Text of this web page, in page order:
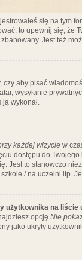
się na tym
to upewnij się, że
Jest też
aby pisać
wysyłanie
wykonał.
każdej wizycie w
dostępu do
Jest to stanowczo
/ na uczelni itp.
użytkownika na
opcję Nie
jako ukryty